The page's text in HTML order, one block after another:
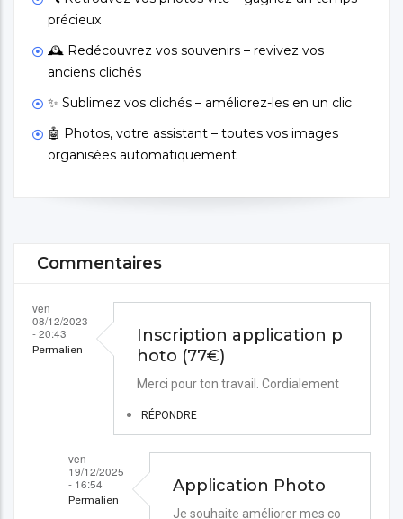
précieux
🕰️ Redécouvrez vos souvenirs – revivez vos
anciens clichés
✨ Sublimez vos clichés – améliorez-les en un clic
🤖 Photos, votre assistant – toutes vos images
organisées automatiquement
Commentaires
ven
08/12/2023
- 20:43
Permalien
Inscription application p
hoto (77€)
Merci pour ton travail. Cordialement
RÉPONDRE
ven
19/12/2025
- 16:54
Permalien
Application Photo
Je souhaite améliorer mes co